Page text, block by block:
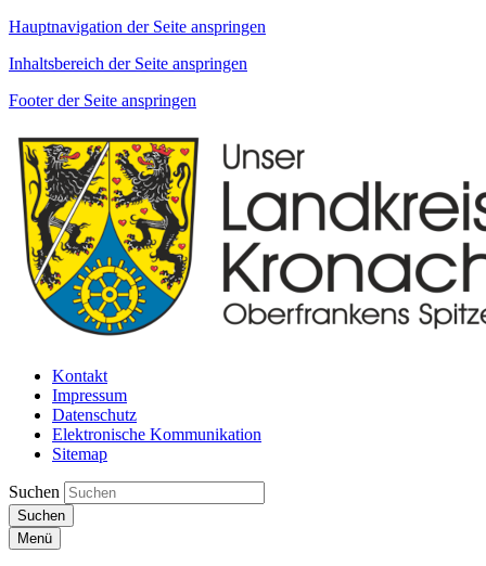
Hauptnavigation der Seite anspringen
Inhaltsbereich der Seite anspringen
Footer der Seite anspringen
Kontakt
Impressum
Datenschutz
Elektronische Kommunikation
Sitemap
Suchen
Suchen
Menü